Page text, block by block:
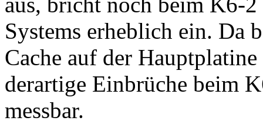
Systems erheblich ein. Da
Cache auf der
derartige Einbrüche beim
messbar.